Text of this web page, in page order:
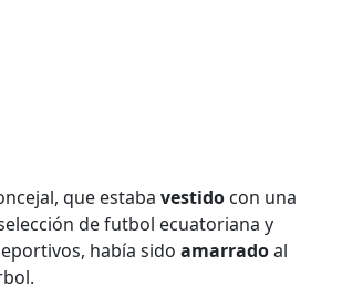
que estabavestido con una
de futbol ecuatoriana y
había sidoamarradoal